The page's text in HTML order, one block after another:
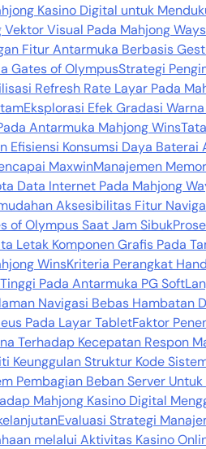
Kasino Digital untuk
Visual Pada Mahjong
Fitur Antarmuka Berbasis
Gates of OlympusStrategi
Refresh Rate Layar Pada
Eksplorasi Efek Gradasi
Antarmuka Mahjong Wins
Efisiensi Konsumsi Daya Baterai
MaxwinManajemen
Data Internet Pada Mahjong
Aksesibilitas Fitur
of Olympus Saat Jam Sibuk
Letak Komponen Grafis Pada
WinsKriteria Perangkat
Pada Antarmuka PG Soft
Navigasi Bebas Hambatan
Pada Layar TabletFaktor
Terhadap Kecepatan Respon
Keunggulan Struktur Kode
Pembagian Beban Server
Mahjong Kasino Digital
Evaluasi Strategi
melalui Aktivitas Kasino